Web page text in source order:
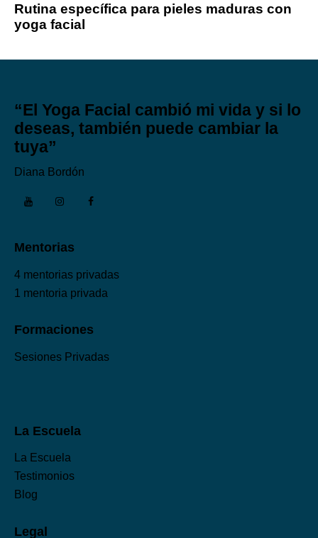
Rutina específica para pieles maduras con
yoga facial
“El Yoga Facial cambió mi vida y si lo
deseas, también puede cambiar la
tuya”
Diana Bordón
Mentorias
4 mentorias privadas
1 mentoria privada
Formaciones
Sesiones Privadas
La Escuela
La Escuela
Testimonios
Blog
Legal